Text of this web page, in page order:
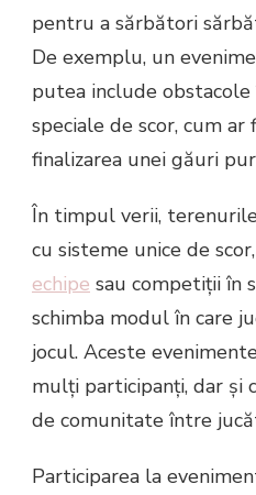
pentru a sărbători
De exemplu, un
putea include
speciale de scor, cum
finalizarea unei găuri
În timpul verii,
cu sisteme unice de
echipe sau competiții în
schimba modul în care
jocul. Aceste
mulți participanți, dar și
de comunitate între
Participarea la